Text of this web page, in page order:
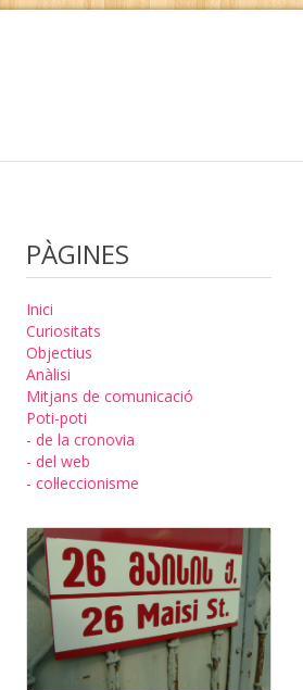
PÀGINES
Inici
Curiositats
Objectius
Anàlisi
Mitjans de comunicació
Poti-poti
- de la cronovia
- del web
- col·leccionisme